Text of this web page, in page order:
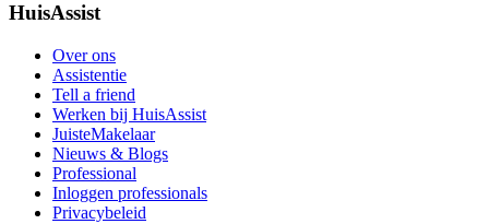
HuisAssist
Over ons
Assistentie
Tell a friend
Werken bij HuisAssist
JuisteMakelaar
Nieuws & Blogs
Professional
Inloggen professionals
Privacybeleid